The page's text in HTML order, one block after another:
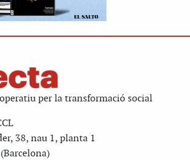
per la transformació social
38, nau 1, planta 1